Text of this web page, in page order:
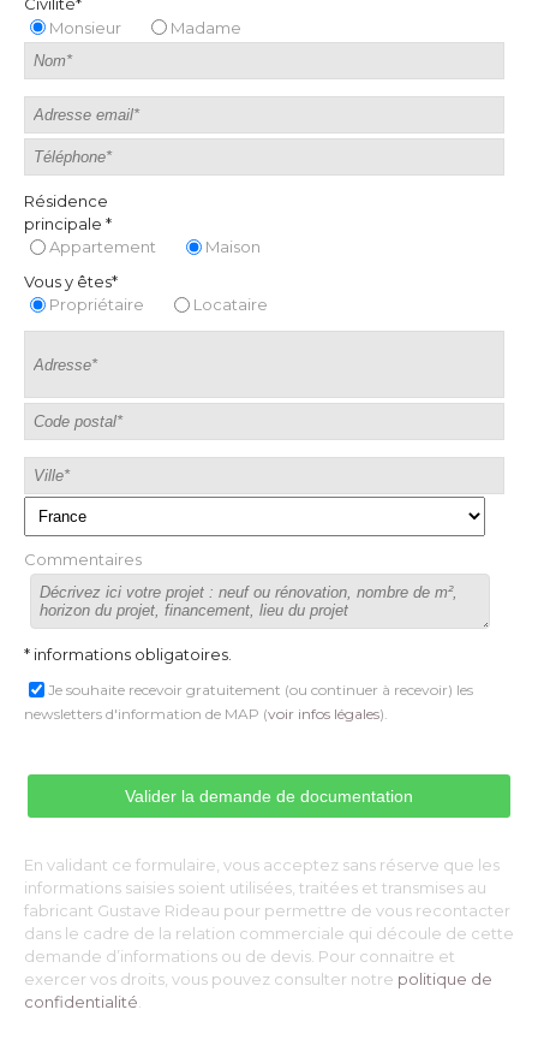
Monsieur
Madame
Résidence
principale *
Appartement
Maison
Vous y êtes*
Propriétaire
Locataire
Commentaires
* informations obligatoires.
Je souhaite recevoir gratuitement (ou continuer à recevoir) les
newsletters d'information de MAP (voir infos légales).
En validant ce formulaire, vous acceptez sans réserve que les
informations saisies soient utilisées, traitées et transmises au
fabricant Gustave Rideau pour permettre de vous recontacter
dans le cadre de la relation commerciale qui découle de cette
demande d’informations ou de devis. Pour connaitre et
exercer vos droits, vous pouvez consulter notre politique de
confidentialité